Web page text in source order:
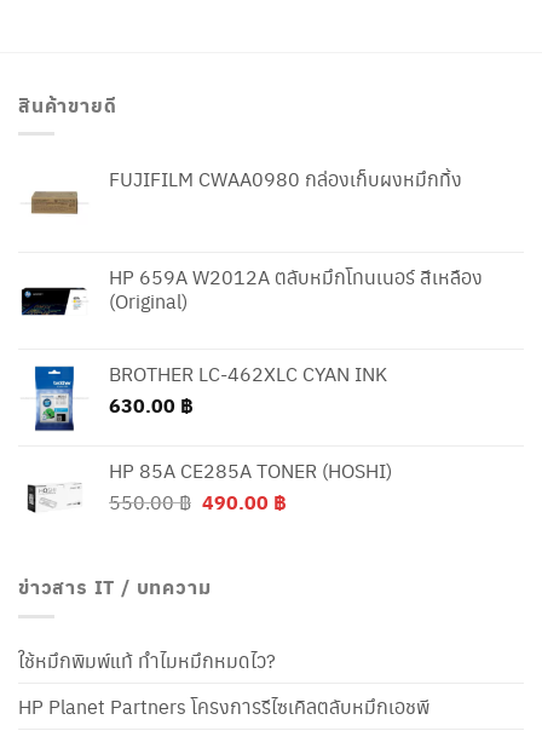
สินค้าขายดี
FUJIFILM CWAA0980 กล่องเก็บผงหมึกทิ้ง
HP 659A W2012A ตลับหมึกโทนเนอร์ สีเหลือง
(Original)
BROTHER LC-462XLC CYAN INK
630.00 ฿
HP 85A CE285A TONER (HOSHI)
550.00฿ Original
550.00 ฿.
490.00 ฿Current
ข่าวสาร IT / บทความ
ใช้หมึกพิมพ์แท้ ทำไมหมึกหมดไว?
HP Planet Partners โครงการรีไซเคิลตลับหมึกเอชพี